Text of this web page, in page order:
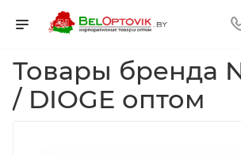
Товары бренда
/ DIOGE оптом